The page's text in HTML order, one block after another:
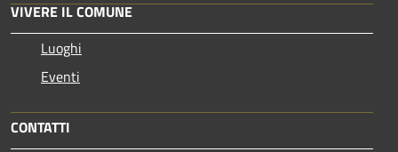
VIVERE IL COMUNE
Luoghi
Eventi
CONTATTI